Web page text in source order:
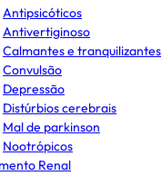
Antipsicóticos
Antivertiginoso
Calmantes e tranquilizantes
Convulsão
Depressão
Distúrbios cerebrais
Mal de parkinson
Nootrópicos
Renal